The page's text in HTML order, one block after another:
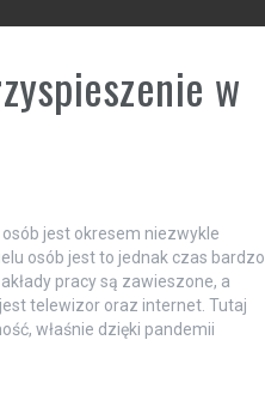
w
jest okresem niezwykle
osób jest to jednak czas bardzo
pracy są zawieszone, a
telewizor oraz internet. Tutaj
właśnie dzięki pandemii